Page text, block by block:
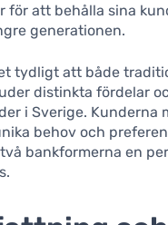
för att behålla sina
generationen.
tydligt att både
distinkta fördelar
i Sverige. Kunderna
behov och
bankformerna en